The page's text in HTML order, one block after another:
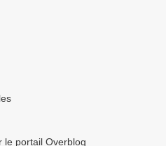
le portail Overblog